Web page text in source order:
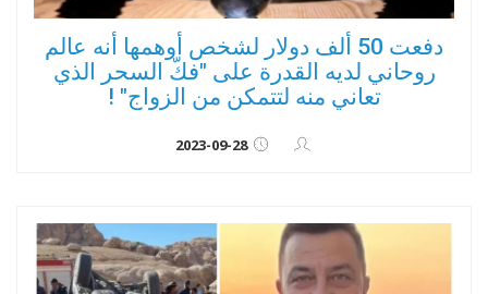
دفعت 50 ألف دولار لشخص أوهمها أنه عالم
روحاني لديه القدرة على "فكّ السحر الذي
تعاني منه لتتمكن من الزواج" !
2023-09-28